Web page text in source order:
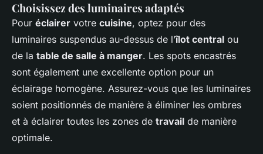
Choisissez des luminaires adaptés
Pour éclairer votre cuisine, optez pour des
luminaires suspendus au-dessus de l’îlot central ou
de la table de salle à manger. Les spots encastrés
sont également une excellente option pour un
éclairage homogène. Assurez-vous que les luminaires
soient positionnés de manière à éliminer les ombres
et à éclairer toutes les zones de travail de manière
optimale.